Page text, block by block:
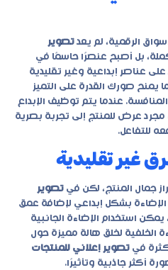
الرقمية، لم يعد تصوير
بل أصبح عنصرًا حاسمًا في
عناصر إبداعية وغير تقليدية
يمنح صورك القدرة على التميز
عندما يتم توظيف الإبداع
عرض للمنتج إلى تجربة بصرية
للتفاعل.
غير تقليدية
جمال المنتج، لكن في تصوير
بشكل إبداعي لإضافة عمق
استخدام الإضاءة الجانبية
الخلفية لخلق هالة مميزة حول
في تصوير إعلاني للمنتجات
أكثر جاذبية وتأثيرًا.